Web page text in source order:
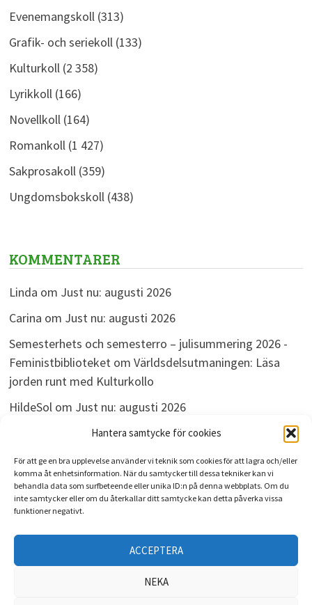
Hantera samtycke för cookies
För att ge en bra upplevelse använder vi teknik som cookies för att lagra och/eller
komma åt enhetsinformation. När du samtycker till dessa tekniker kan vi
behandla data som surfbeteende eller unika ID:n på denna webbplats. Om du
inte samtycker eller om du återkallar ditt samtycke kan detta påverka vissa
funktioner negativt.
ACCEPTERA
NEKA
Evenemangskoll(313)
Grafik- och seriekoll(133)
Kulturkoll(2 358)
Lyrikkoll(166)
Novellkoll(164)
Romankoll(1 427)
Sakprosakoll(359)
Ungdomsbokskoll(438)
KOMMENTARER
Linda om Just nu: augusti 2026
Carina om Just nu: augusti 2026
Semesterhets och semesterro – julisummering 2026 -
Feministbiblioteketom Världsdelsutmaningen: Läsa
jorden runt med Kulturkollo
HildeSolom Just nu: augusti 2026
omJust nu: augusti 2026
ARKIV